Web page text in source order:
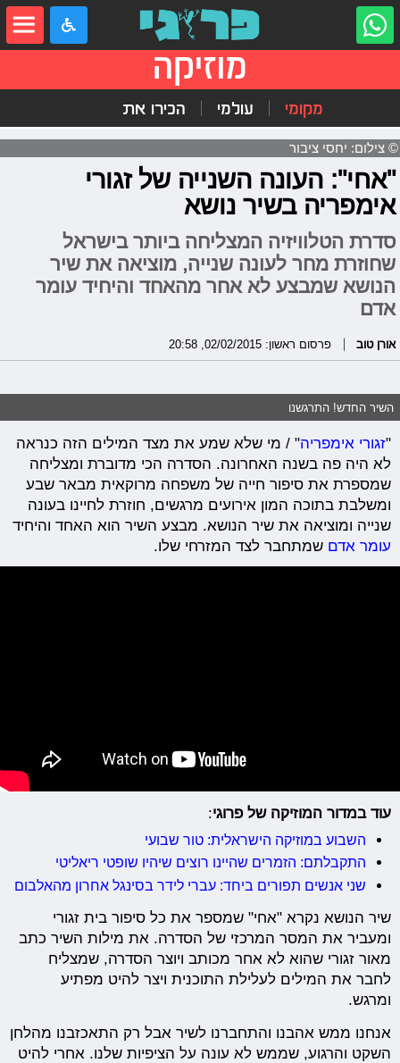
מוזיקה
מקומי עולמי הכירו את
© צילום: יחסי ציבור
"אחי": העונה השנייה של זגורי
אימפריה בשיר נושא
סדרת הטלוויזיה המצליחה ביותר בישראל
שחוזרת מחר לעונה שנייה, מוציאה את שיר
הנושא שמבצע לא אחר מהאחד והיחיד עומר
אדם
אורן טוב פרסום ראשון: 02/02/2015, 20:58
השיר החדש! התרגשנו
"זגורי אימפריה" / מי שלא שמע את מצד המילים הזה כנראה
לא היה פה בשנה האחרונה. הסדרה הכי מדוברת ומצליחה
שמספרת את סיפור חייה של משפחה מרוקאית מבאר שבע
ומשלבת בתוכה המון אירועים מרגשים, חוזרת לחיינו בעונה
שנייה ומוציאה את שיר הנושא. מבצע השיר הוא האחד והיחיד
עומר אדם שמתחבר לצד המזרחי שלו.
עוד במדור המוזיקה של פרוגי:
השבוע במוזיקה הישראלית: טור שבועי
התקבלתם: הזמרים שהיינו רוצים שיהיו שופטי ריאליטי
שני אנשים תפורים ביחד: עברי לידר בסינגל אחרון מהאלבום
שיר הנושא נקרא "אחי" שמספר את כל סיפור בית זגורי
ומעביר את המסר המרכזי של הסדרה. את מילות השיר כתב
מאור זגורי שהוא לא אחר מכותב ויוצר הסדרה, שמצליח
לחבר את המילים לעלילת התוכנית ויצר להיט מפתיע
ומרגש.
אנחנו ממש אהבנו והתחברנו לשיר אבל רק התאכזבנו מהלחן
השקט והרגוע, שממש לא עונה על הציפיות שלנו. אחרי להיט